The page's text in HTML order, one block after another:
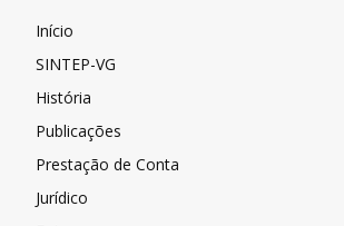
Início
SINTEP-VG
História
Publicações
Prestação de Conta
Jurídico